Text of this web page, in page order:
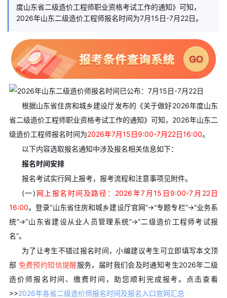
度山东省二级造价工程师职业资格考试工作的通知》可知，
2026年山东二级造价工程师报名时间为7月15日-7月22日。
根据山东省住房和城乡建设厅发布的《关于做好2026年度山东
省二级造价工程师职业资格考试工作的通知》可知，2026年山东二
级造价工程师报名时间为2026年7月15日9:00-7月22日16:00。
以下内容选取报名通知中涉及报名相关信息如下：
报名时间安排
报名考试实行网上报考，报考流程和注意事项见附件。
(一) 网上报名时间及路径：2026年7月15日9:00-7月22日
16:00。登录“山东省住房和城乡建设厅官网”→“专题专栏”→“业务系
统”→“山东省建设从业人员管理系统”→“二级造价工程师考试报
名”。
为了让考生不错过报名时间，小编建议考生可立即填写本文顶
部 免费预约短信提醒服务，届时我们会及时通知考生2026年二级
造价师报名时间、缴费时间，助您顺利完成报考。
点击查看
>>2026年各省二级造价师报名时间及报名入口官网汇总